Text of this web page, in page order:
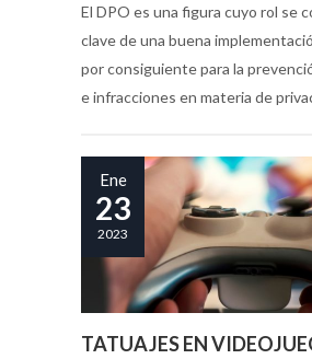
El DPO es una figura cuyo rol se
clave de una buena
por consiguiente para la
e infracciones en materia de
Ene
23
2023
TATUAJES EN